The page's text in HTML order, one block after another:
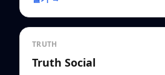
TRUTH
Truth Social